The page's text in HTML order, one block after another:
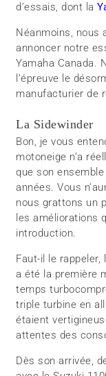
d’essais, dont la
Néanmoins, nous
annoncer notre
Yamaha Canada.
l’épreuve le
manufacturier de
La Sidewinder
Bon, je vous
motoneige n’a
que son
années. Vous
nous grattons un
les améliorations
introduction.
Faut-il le rappeler,
a été la première
temps
triple turbine en
étaient
attentes des
Dès son arrivée,